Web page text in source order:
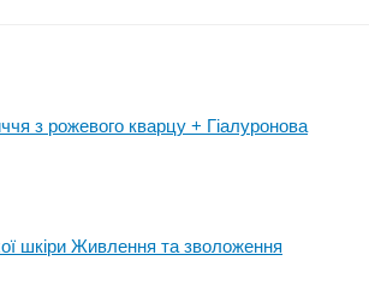
з рожевого кварцу + Гіалуронова
шкіри Живлення та зволоження